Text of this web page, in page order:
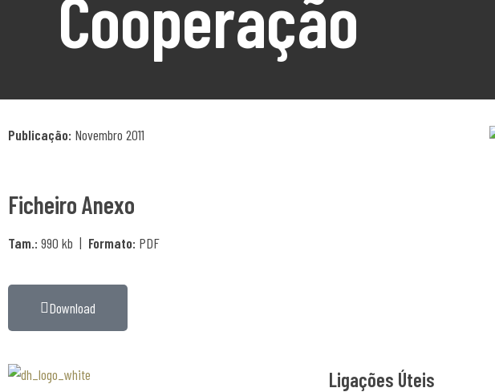
Cooperação
Publicação: Novembro 2011
Ficheiro Anexo
Tam.: 990 kb | Formato: PDF
Download
Ligações Úteis